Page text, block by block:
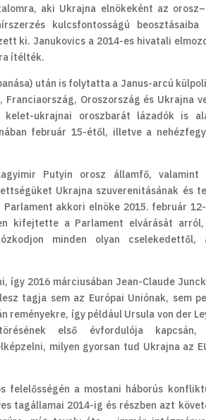
aki Ukrajna elnökeként az
kulcsfontosságú beosztásaiba
ki. Janukovics a 2014-es hivatali
ítélték.
után is folytatta a Janus-arcú
Oroszország és Ukrajna
ukrajnai oroszbarát lázadók is
február 15-étől, illetve a
Putyin orosz államfő, valamint
Ukrajna szuverenitásának és
akkori elnöke 2015. február
kifejtette a Parlament elvárását
minden olyan cselekedettől,
2016 márciusában Jean-Claude
tagja sem az Európai Uniónak, sem
reményekre, így például Ursula von der
első évfordulója kapcsán,
milyen gyorsan tud Ukrajna az
felelősségén a mostani háborús
tagállamai 2014-ig és részben azt